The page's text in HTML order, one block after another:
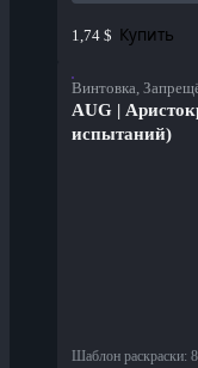
1,74 $ Купить
Винтовка,
AUG |
испытаний)
Шаблон раскраски: